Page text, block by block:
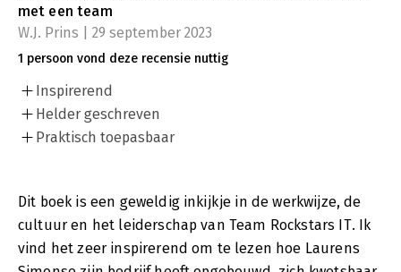
met een team
W.J. Prins | 29 september 2023
1 persoon vond deze recensie nuttig
Inspirerend
Helder geschreven
Praktisch toepasbaar
Dit boek is een geweldig inkijkje in de werkwijze, de
cultuur en het leiderschap van Team Rockstars IT. Ik
vind het zeer inspirerend om te lezen hoe Laurens